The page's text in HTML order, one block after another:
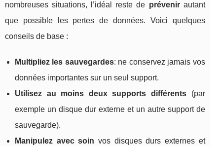
nombreuses situations, l’idéal reste de prévenirautant
que possible les pertes de données. Voici quelques
conseils de base :
Multipliez les sauvegardes: ne conservez jamais vos
données importantes sur un seul support.
Utilisez au moins deux supports différents (par
exemple un disque dur externe et un autre support de
sauvegarde).
Manipulez avec soin vos disques durs externes et